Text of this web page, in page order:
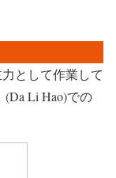
として作業して
Li Hao)での